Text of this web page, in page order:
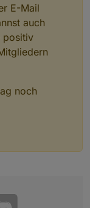
E-Mail
auch
positiv
noch